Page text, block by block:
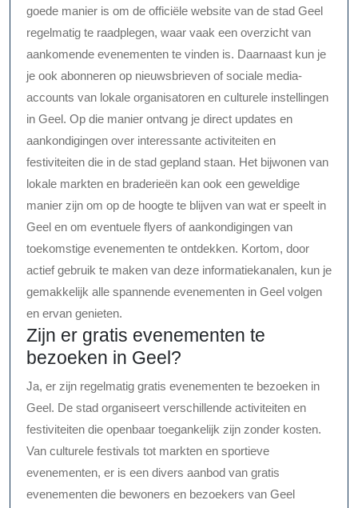
goede manier is om de officiële website van de stad Geel
regelmatig te raadplegen, waar vaak een overzicht van
aankomende evenementen te vinden is. Daarnaast kun je
je ook abonneren op nieuwsbrieven of sociale media-
accounts van lokale organisatoren en culturele instellingen
in Geel. Op die manier ontvang je direct updates en
aankondigingen over interessante activiteiten en
festiviteiten die in de stad gepland staan. Het bijwonen van
lokale markten en braderieën kan ook een geweldige
manier zijn om op de hoogte te blijven van wat er speelt in
Geel en om eventuele flyers of aankondigingen van
toekomstige evenementen te ontdekken. Kortom, door
actief gebruik te maken van deze informatiekanalen, kun je
gemakkelijk alle spannende evenementen in Geel volgen
en ervan genieten.
Zijn er gratis evenementen te
bezoeken in Geel?
Ja, er zijn regelmatig gratis evenementen te bezoeken in
Geel. De stad organiseert verschillende activiteiten en
festiviteiten die openbaar toegankelijk zijn zonder kosten.
Van culturele festivals tot markten en sportieve
evenementen, er is een divers aanbod van gratis
evenementen die bewoners en bezoekers van Geel